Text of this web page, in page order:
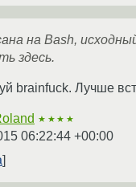
на Bash,
здесь.
brainfuck. Лучше
★★★★
06:22:44 +00:00